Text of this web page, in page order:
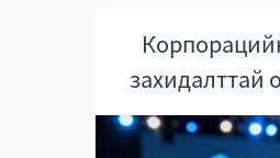
захидалттай